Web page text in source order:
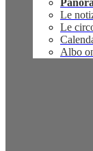
Le
Le
Albo